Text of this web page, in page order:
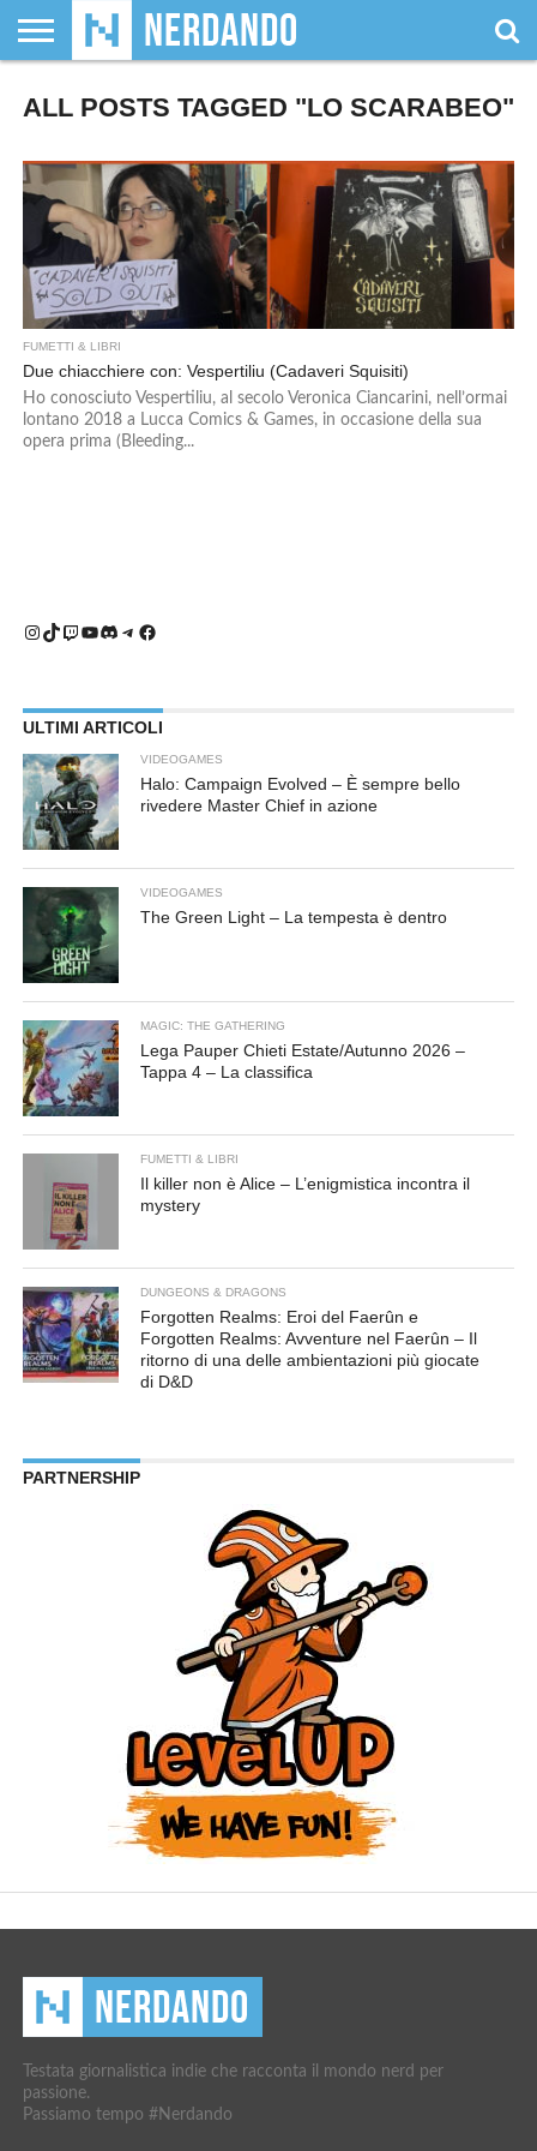
SIAMO
GIOCHI
DA
GIOCHI
DI
VIDEOGAMES
FILM
&
FUMETTI
& LIBRI
MAGIC:
THE
DUNGEONS
&
WRESTLING
NERDANDO
AWARDS
BOLLINI
ALL POSTS TAGGED "LO SCARABEO"
FUMETTI & LIBRI
Due chiacchiere con: Vespertiliu (Cadaveri Squisiti)
Ho conosciuto Vespertiliu, al secolo Veronica Ciancarini, nell’ormai
lontano 2018 a Lucca Comics & Games, in occasione della sua
opera prima (Bleeding...
Instagram
TikTok
Twitch
YouTube
Discord
Telegram
Facebook
ULTIMI ARTICOLI
VIDEOGAMES
Halo: Campaign Evolved – È sempre bello
rivedere Master Chief in azione
VIDEOGAMES
The Green Light – La tempesta è dentro
MAGIC: THE GATHERING
Lega Pauper Chieti Estate/Autunno 2026 –
Tappa 4 – La classifica
FUMETTI & LIBRI
Il killer non è Alice – L’enigmistica incontra il
mystery
DUNGEONS & DRAGONS
Forgotten Realms: Eroi del Faerûn e
Forgotten Realms: Avventure nel Faerûn – Il
ritorno di una delle ambientazioni più giocate
di D&D
PARTNERSHIP
Testata giornalistica indie che racconta il mondo nerd per
passione.
Passiamo tempo #Nerdando